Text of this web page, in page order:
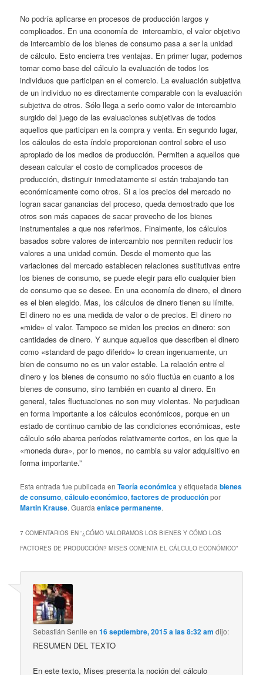
No podría aplicarse en procesos de producción largos y
complicados. En una economía de intercambio, el valor objetivo
de intercambio de los bienes de consumo pasa a ser la unidad
de cálculo. Esto encierra tres ventajas. En primer lugar, podemos
tomar como base del cálculo la evaluación de todos los
individuos que participan en el comercio. La evaluación subjetiva
de un individuo no es directamente comparable con la evaluación
subjetiva de otros. Sólo llega a serlo como valor de intercambio
surgido del juego de las evaluaciones subjetivas de todos
aquellos que participan en la compra y venta. En segundo lugar,
los cálculos de esta índole proporcionan control sobre el uso
apropiado de los medios de producción. Permiten a aquellos que
desean calcular el costo de complicados procesos de
producción, distinguir inmediatamente si están trabajando tan
económicamente como otros. Si a los precios del mercado no
logran sacar ganancias del proceso, queda demostrado que los
otros son más capaces de sacar provecho de los bienes
instrumentales a que nos referimos. Finalmente, los cálculos
basados sobre valores de intercambio nos permiten reducir los
valores a una unidad común. Desde el momento que las
variaciones del mercado establecen relaciones sustitutivas entre
los bienes de consumo, se puede elegir para ello cualquier bien
de consumo que se desee. En una economía de dinero, el dinero
es el bien elegido. Mas, los cálculos de dinero tienen su límite.
El dinero no es una medida de valor o de precios. El dinero no
«mide» el valor. Tampoco se miden los precios en dinero: son
cantidades de dinero. Y aunque aquellos que describen el dinero
como «standard de pago diferido» lo crean ingenuamente, un
bien de consumo no es un valor estable. La relación entre el
dinero y los bienes de consumo no sólo fluctúa en cuanto a los
bienes de consumo, sino también en cuanto al dinero. En
general, tales fluctuaciones no son muy violentas. No perjudican
en forma importante a los cálculos económicos, porque en un
estado de continuo cambio de las condiciones económicas, este
cálculo sólo abarca períodos relativamente cortos, en los que la
«moneda dura», por lo menos, no cambia su valor adquisitivo en
forma importante.”
Esta entrada fue publicada enTeoría económicay etiquetadabienes
de consumo,cálculo económico,factores de producciónpor
Martin Krause. Guardaenlace permanente.
7 COMENTARIOS EN “¿CÓMO VALORAMOS LOS BIENES Y CÓMO LOS
FACTORES DE PRODUCCIÓN? MISES COMENTA EL CÁLCULO ECONÓMICO”
Sebastián Senlle en16 septiembre, 2015 a las 8:32 am dijo:
RESUMEN DEL TEXTO
En este texto, Mises presenta la noción del cálculo